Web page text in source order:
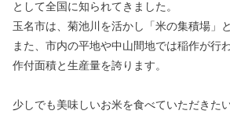
として全国に知られてきました。
玉名市は、菊池川を活かし「米の集積場」
また、市内の平地や中山間地では稲作が行
作付面積と生産量を誇ります。
少しでも美味しいお米を食べていただきた